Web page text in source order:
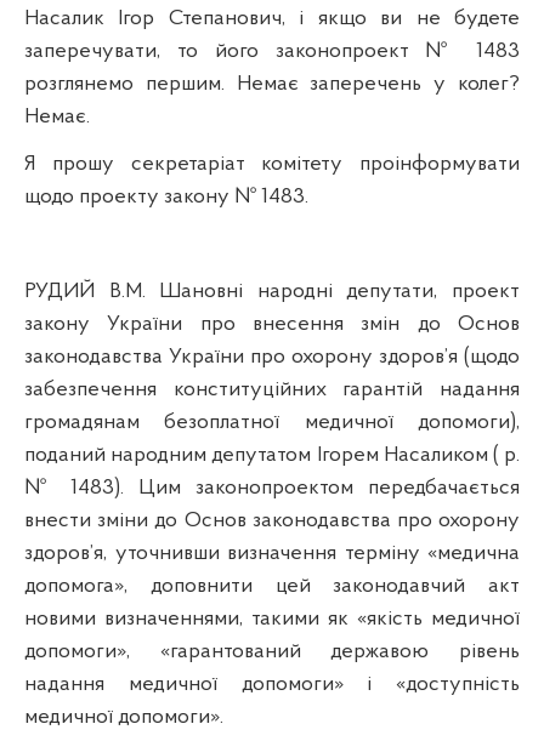
Насалик Ігор Степанович, і якщо ви не будете
заперечувати, то його законопроект № 1483
розглянемо першим. Немає заперечень у колег?
Немає.
Я прошу секретаріат комітету проінформувати
щодо проекту закону № 1483.
РУДИЙ В.М. Шановні народні депутати, проект
закону України про внесення змін до Основ
законодавства України про охорону здоров’я (щодо
забезпечення конституційних гарантій надання
громадянам безоплатної медичної допомоги),
поданий народним депутатом Ігорем Насаликом ( р.
№ 1483). Цим законопроектом передбачається
внести зміни до Основ законодавства про охорону
здоров’я, уточнивши визначення терміну «медична
допомога», доповнити цей законодавчий акт
новими визначеннями, такими як «якість медичної
допомоги», «гарантований державою рівень
надання медичної допомоги» і «доступність
медичної допомоги».